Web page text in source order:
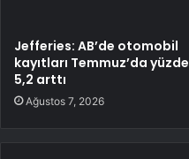
Jefferies: AB’de otomobil
kayıtları Temmuz’da yüzde
5,2 arttı
Ağustos 7, 2026